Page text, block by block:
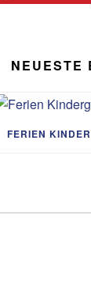
NEUESTE
FERIEN